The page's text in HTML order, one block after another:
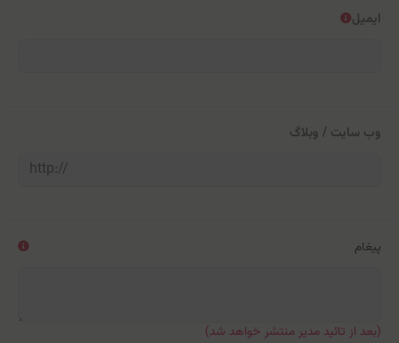
ایمیل
وب سایت / وبلاگ
پیغام
(بعد از تائید مدیر منتشر خواهد شد)